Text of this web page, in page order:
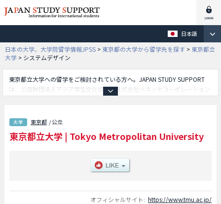
日本語
日本の大学、大学院留学情報JPSS > 東京都の大学から留学先を探す > 東京都立
大学 > システムデザイン
東京都立大学への留学をご検討されている方へ。JAPAN STUDY SUPPORT
は、公益財団法人アジア学生文化協会と株式会社ベネッセコーポレーション
営学部や理学部や健康福祉学部等、学部別の詳細情報も掲載していますの
で、東京都立大学に関する留学情報をお探しの方は是非ご利用下さい。その
他、外国人留学生募集をしている約1,300校の大学・大学院・短大・専門学
東京都 / 公立
東京都立大学 | Tokyo Metropolitan University
オフィシャルサイト: https://www.tmu.ac.jp/